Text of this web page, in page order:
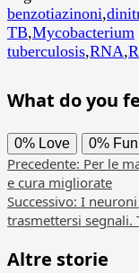
benzotiazinoni,
TB,Mycobacterium
tuberculosis,RNA,
What do you
0% Love 0%
articolo
Precedente: Per le
e cura migliorate
Successivo: I
trasmettersi segnali.
Altre storie